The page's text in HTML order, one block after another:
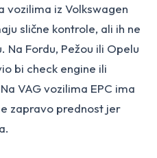
vozilima iz Volkswagen
slične kontrole, ali ih ne
Na Fordu, Pežou ili Opelu
bi check engine ili
VAG vozilima EPC ima
zapravo prednost jer